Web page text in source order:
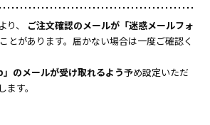
、
ご注文確認のメールが「迷惑メールフォ
とがあります。届かない場合は一度ご確認く
のメールが受け取れるよう予め設定いただ
す。